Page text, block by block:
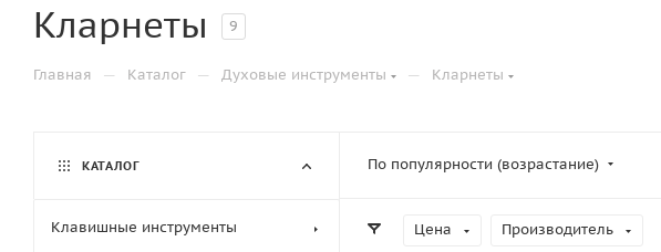
Кларнеты 9
Главная — Каталог — Духовые инструменты — Кларнеты
По популярности (возрастание)
Цена Производитель
КАТАЛОГ
Клавишные инструменты